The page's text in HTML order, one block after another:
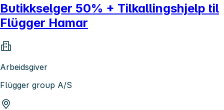
Butikkselger 50% + Tilkallingshjelp til
Flügger Hamar
Arbeidsgiver
Flügger group A/S